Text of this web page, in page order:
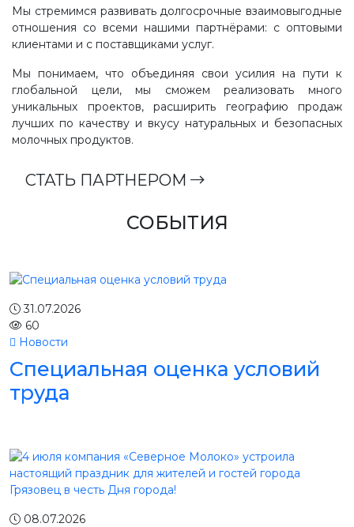
Мы стремимся развивать долгосрочные взаимовыгодные
отношения со всеми нашими партнёрами: с оптовыми
клиентами и с поставщиками услуг.
Мы понимаем, что объединяя свои усилия на пути к
глобальной цели, мы сможем реализовать много
уникальных проектов, расширить географию продаж
лучших по качеству и вкусу натуральных и безопасных
молочных продуктов.
СТАТЬ ПАРТНЕРОМ
СОБЫТИЯ
31.07.2026
60
Новости
Специальная оценка условий
труда
08.07.2026